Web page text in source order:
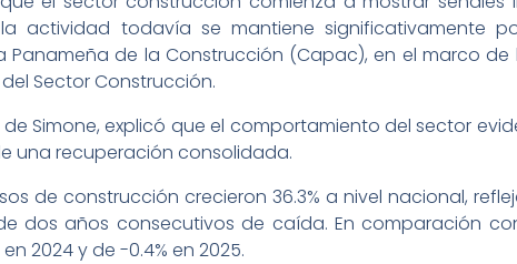
actividad todavía se mantiene significativamente
Panameña de la Construcción (Capac), en el marco
Sector Construcción.
Simone, explicó que el comportamiento del sector
una recuperación consolidada.
de construcción crecieron 36.3% a nivel nacional,
dos años consecutivos de caída. En comparación
2024 y de -0.4% en 2025.